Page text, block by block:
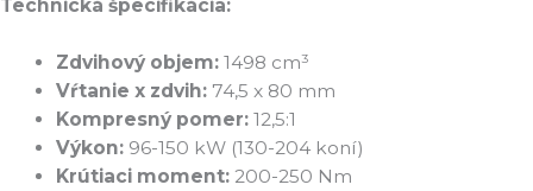
Technická špecifikácia:
Zdvihový objem:1498 cm³
Vŕtanie x zdvih:74,5 x 80 mm
Kompresný pomer:12,5:1
Výkon:96-150 kW (130-204 koní)
Krútiaci moment:200-250 Nm